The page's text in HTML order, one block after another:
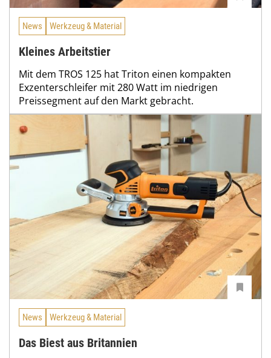
News Werkzeug & Material
Kleines Arbeitstier
Mit dem TROS 125 hat Triton einen kompakten
Exzenterschleifer mit 280 Watt im niedrigen
Preissegment auf den Markt gebracht.
News Werkzeug & Material
Das Biest aus Britannien